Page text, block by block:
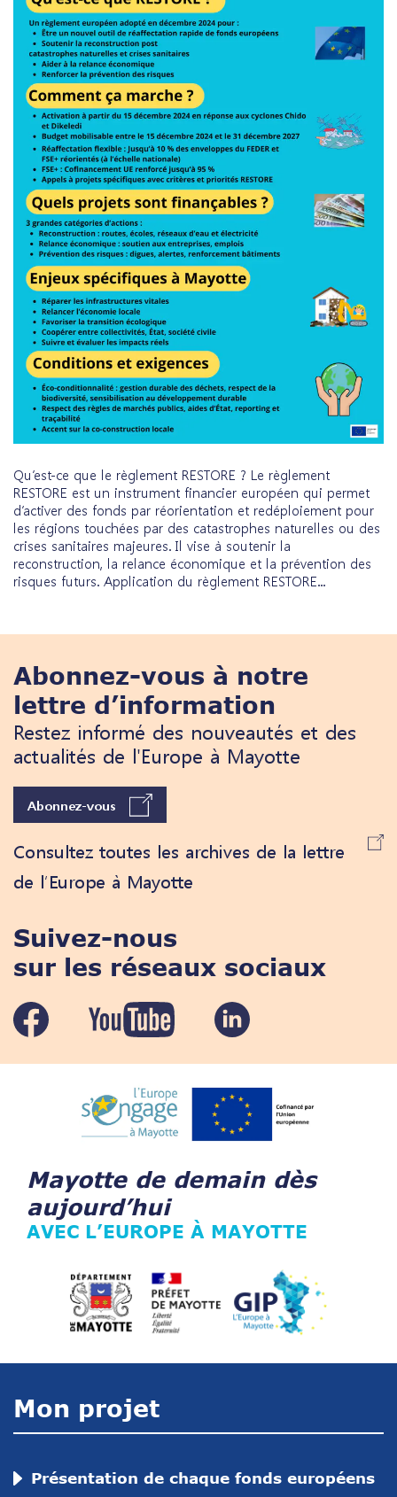
Qu’est-ce que le règlement RESTORE ? Le règlement
RESTORE est un instrument financier européen qui permet
d’activer des fonds par réorientation et redéploiement pour
les régions touchées par des catastrophes naturelles ou des
crises sanitaires majeures. Il vise à soutenir la
reconstruction, la relance économique et la prévention des
risques futurs. Application du règlement RESTORE...
Abonnez-vous à notre
lettre d’information
Restez informé des nouveautés et des
actualités de l'Europe à Mayotte
Abonnez-vous
Consultez toutes les archives de la lettre
de l’Europe à Mayotte
Suivez-nous
sur les réseaux sociaux
Mayotte de demain dès
aujourd’hui
AVEC L’EUROPE À MAYOTTE
Mon projet
Présentation de chaque fonds européens